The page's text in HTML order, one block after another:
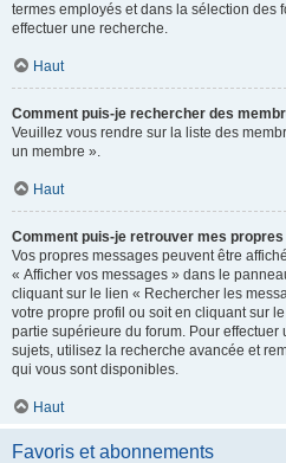
termes employés et dans la sélection des
effectuer une recherche.
Haut
Comment puis-je rechercher des
Veuillez vous rendre sur la liste des
un membre ».
Haut
Comment puis-je retrouver mes
Vos propres messages peuvent être
« Afficher vos messages » dans le
cliquant sur le lien « Rechercher les
votre propre profil ou soit en cliquant sur
partie supérieure du forum. Pour
sujets, utilisez la recherche avancée et
qui vous sont disponibles.
Haut
Favoris et abonnements